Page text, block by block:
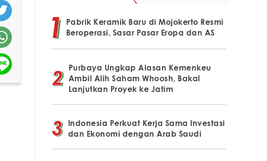
Pabrik Keramik Baru di Mojokerto Resmi
Beroperasi, Sasar Pasar Eropa dan AS
Purbaya Ungkap Alasan Kemenkeu
Ambil Alih Saham Whoosh, Bakal
Lanjutkan Proyek ke Jatim
Indonesia Perkuat Kerja Sama Investasi
dan Ekonomi dengan Arab Saudi